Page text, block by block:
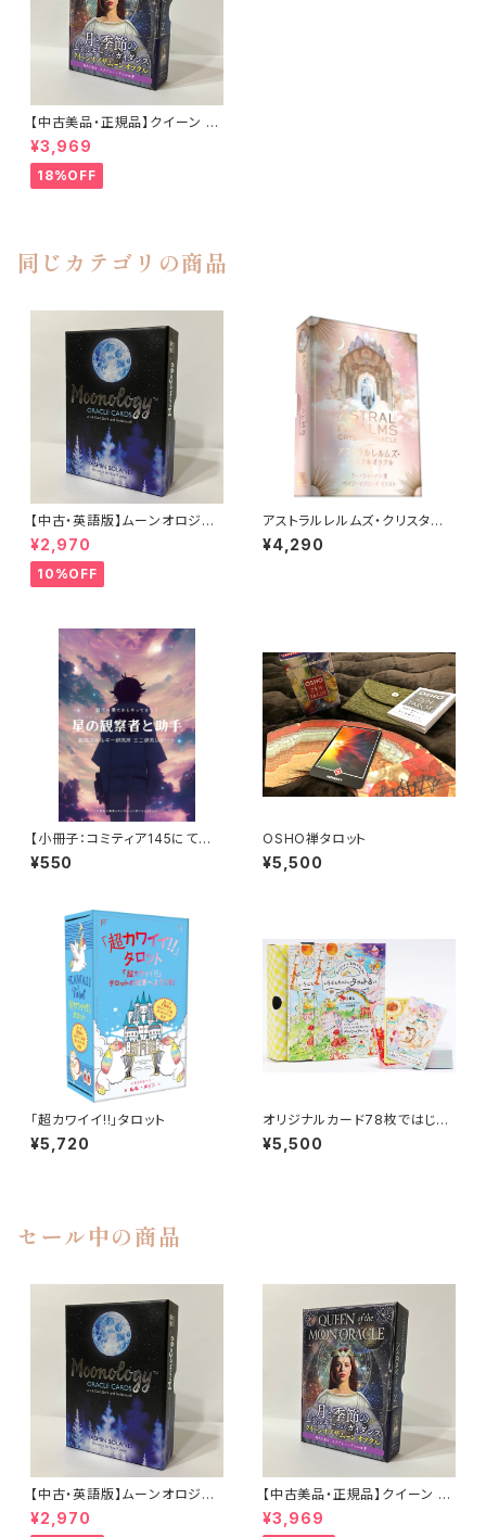
【中古美品・正規品】クイーン オ
ブザ ムーン オラクル 日本語 解
説書付き
¥3,969
18%OFF
同じカテゴリの商品
【中古・英語版】ムーンオロジー
オラクルカード / Moonology
Oracle Cards
¥2,970
10%OFF
アストラルレルムズ・クリスタル
オラクル
¥4,290
【小冊子：コミティア145にて販
売】銀河の果てからやってきた！
星の観察者と助手〜創造エネル
¥550
OSHO禅タロット
¥5,500
「超カワイイ!!」タロット
¥5,720
オリジナルカード78枚ではじめ
る いちばんたのしい、タロット
占い
¥5,500
セール中の商品
【中古・英語版】ムーンオロジー
オラクルカード / Moonology
Oracle Cards
¥2,970
【中古美品・正規品】クイーン オ
ブザ ムーン オラクル 日本語 解
説書付き
¥3,969